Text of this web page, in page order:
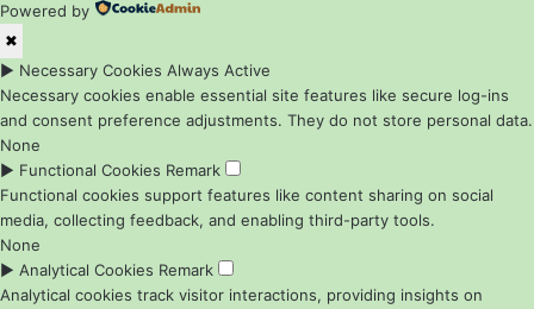
Powered by
✖
► Necessary Cookies Always Active
Necessary cookies enable essential site features like secure log-ins
and consent preference adjustments. They do not store personal data.
None
► Functional Cookies Remark
Functional cookies support features like content sharing on social
media, collecting feedback, and enabling third-party tools.
None
► Analytical Cookies Remark
Analytical cookies track visitor interactions, providing insights on